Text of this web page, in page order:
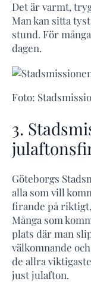
Det är varmt,
Man kan sitta
stund. För
dagen.
Foto:
3.
Göteborgs
alla som vill
firande på
Många som
plats där man
välkomnande
de allra
just julafton.